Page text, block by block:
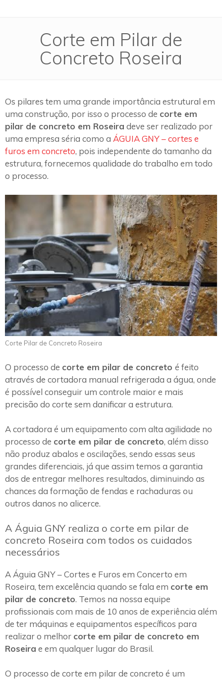
Corte em Pilar de
Concreto Roseira
Os pilares tem uma grande importância estrutural em
uma construção, por isso o processo de corte em
pilar de concreto em Roseira deve ser realizado por
uma empresa séria como a ÁGUIA GNY – cortes e
furos em concreto, pois independente do tamanho da
estrutura, fornecemos qualidade do trabalho em todo
o processo.
Corte Pilar de Concreto Roseira
O processo de corte em pilar de concreto é feito
através de cortadora manual refrigerada a água, onde
é possível conseguir um controle maior e mais
precisão do corte sem danificar a estrutura.
A cortadora é um equipamento com alta agilidade no
processo de corte em pilar de concreto, além disso
não produz abalos e oscilações, sendo essas seus
grandes diferenciais, já que assim temos a garantia
dos de entregar melhores resultados, diminuindo as
chances da formação de fendas e rachaduras ou
outros danos no alicerce.
A Águia GNY realiza o corte em pilar de
concreto Roseira com todos os cuidados
necessários
A Águia GNY – Cortes e Furos em Concerto em
Roseira, tem excelência quando se fala em corte em
pilar de concreto. Temos na nossa equipe
profissionais com mais de 10 anos de experiência além
de ter máquinas e equipamentos específicos para
realizar o melhor corte em pilar de concreto em
Roseira e em qualquer lugar do Brasil.
O processo de corte em pilar de concreto é um